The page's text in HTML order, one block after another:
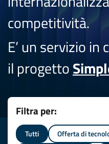
competitività.
E’ un servizio
il progetto
Filtra per:
Tutti Offerta di